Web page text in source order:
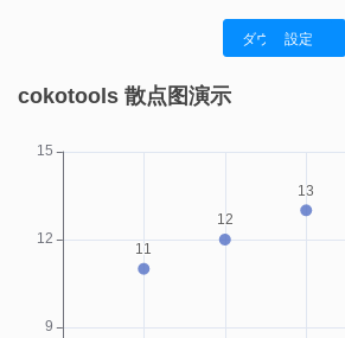
ダウンロード
設定